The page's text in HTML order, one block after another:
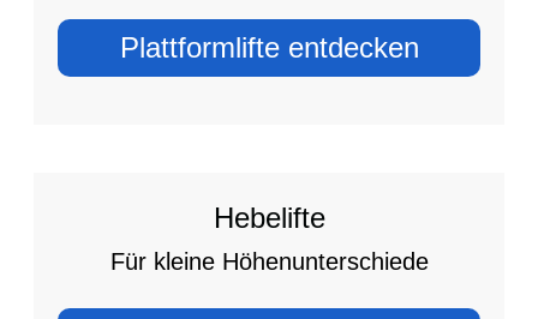
Plattformlifte entdecken
Hebelifte
Für kleine Höhenunterschiede